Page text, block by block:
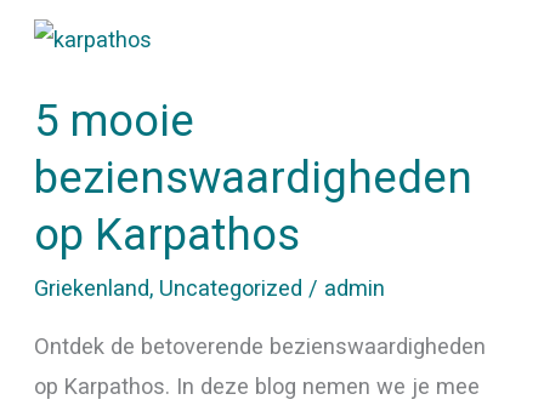
5 mooie
bezienswaardigheden
op Karpathos
Griekenland, Uncategorized / admin
Ontdek de betoverende bezienswaardigheden
op Karpathos. In deze blog nemen we je mee
5
bezienswaardigheden
op
Karpathos